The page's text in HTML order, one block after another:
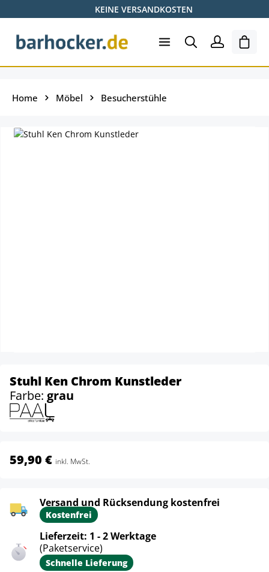
Zum Hauptinhalt springenKEINE VERSANDKOSTEN
Home Möbel Besucherstühle
Stuhl Ken Chrom Kunstleder
Farbe: grau
59,90 € inkl. MwSt.
Versand und Rücksendung kostenfrei
Kostenfrei
Lieferzeit: 1 - 2 Werktage
(Paketservice)
Schnelle Lieferung